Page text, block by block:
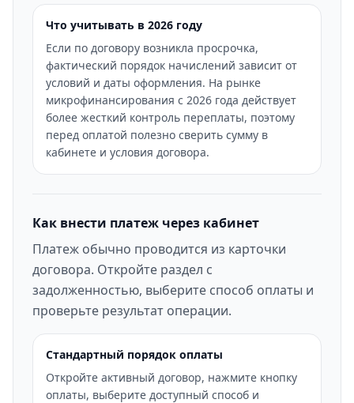
Что учитывать в 2026 году
Если по договору возникла просрочка,
фактический порядок начислений зависит от
условий и даты оформления. На рынке
микрофинансирования с 2026 года действует
более жесткий контроль переплаты, поэтому
перед оплатой полезно сверить сумму в
кабинете и условия договора.
Как внести платеж через кабинет
Платеж обычно проводится из карточки
договора. Откройте раздел с
задолженностью, выберите способ оплаты и
проверьте результат операции.
Стандартный порядок оплаты
Откройте активный договор, нажмите кнопку
оплаты, выберите доступный способ и